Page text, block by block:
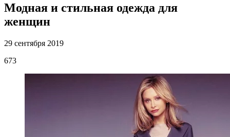
Модная и стильная одежда для
женщин
29 сентября 2019
673